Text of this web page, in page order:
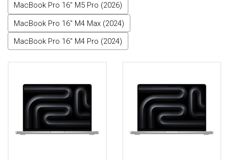
MacBook Pro 16" M5 Pro (2026)
MacBook Pro 16" M4 Max (2024)
MacBook Pro 16" M4 Pro (2024)